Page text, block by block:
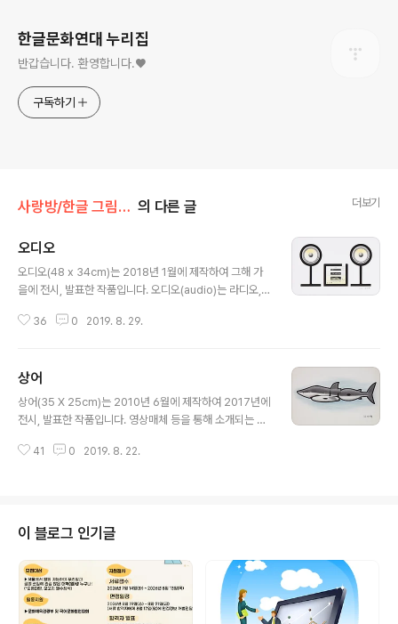
한글문화연대 누리집
반갑습니다. 환영합니다.♥
구독하기
사랑방/한글 그림글자(김대혁) 의 다른 글 더보기
오디오
오디오(48 x 34cm)는 2018년 1월에 제작하여 그해 가
을에 전시, 발표한 작품입니다. 오디오(audio)는 라디오,
과적인 소리로 듣기 위한 장치를 통틀어 이르는 말로서 '음
이 특이하며, 제품의 특성에 따라 자와 컴퍼스를 사용하여
제작한 점이 기억에 남는 작품입니다. 오디오의 특징을 잘
나타낸 발상과 깔끔한 표현이 좋다라는 평을 많이 받았던
36 0 2019. 8. 29.
상어
상어(35 X 25cm)는 2010년 6월에 제작하여 2017년에
전시, 발표한 작품입니다. 영상매체 등을 통해 소개되는 상
데 이것은 상대를 위협하기 위함이 아니라 숨을 쉬기 위해
에 쉴 새 없이 움직여야만 하는 운명을 지니고 있습니다. 상
어의 특징인 크고 날카로운 이빨이 보이는 벌어진 입을
'ㅅ'과 'ㅇ'을 이용하여 표현한 것이 재미있고 좋다는 평을
많이 받았던 작품으로 또 다른 특징인 등, 가슴, 꼬리의 지
느러미도 자연스럽게 표현되었다고 생각합니다.
41 0 2019. 8. 22.
이 블로그 인기글